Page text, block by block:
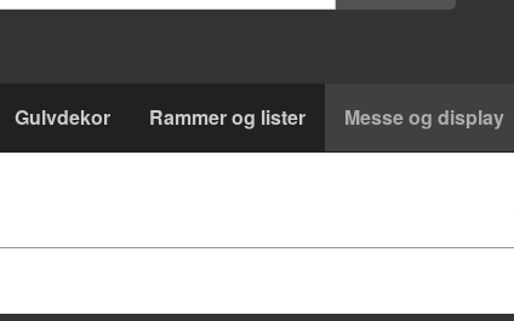
Gulvdekor Rammer og lister Messe og display